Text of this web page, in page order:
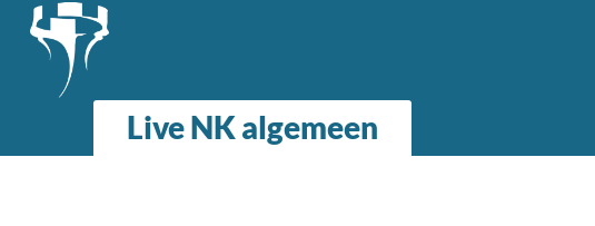
Live NK algemeen